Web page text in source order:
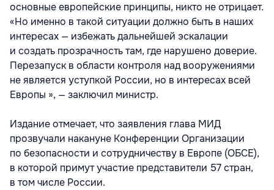
основные европейские принципы, никто не отрицает.
«Но именно в такой ситуации должно быть в наших
интересах — избежать дальнейшей эскалации
и создать прозрачность там, где нарушено доверие.
Перезапуск в области контроля над вооружениями
не является уступкой России, но в интересах всей
Европы », — заключил министр.
Издание отмечает, что заявления глава МИД
прозвучали накануне Конференции Организации
по безопасности и сотрудничеству в Европе (ОБСЕ),
в которой примут участие представители 57 стран,
в том числе России.